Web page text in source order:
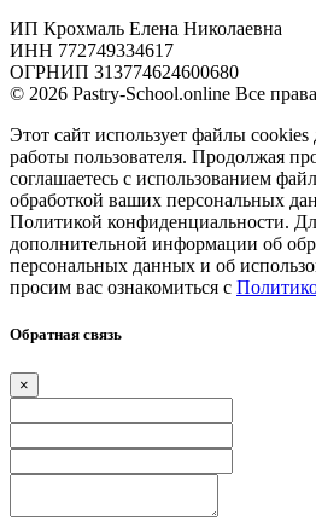
ИП Крохмаль Елена Николаевна
ИНН 772749334617
ОГРНИП 313774624600680
© 2026 Pastry-School.online Все
Этот сайт использует файлы
работы пользователя. Продолжая
соглашаетесь с использованием
обработкой ваших персональных
Политикой конфиденциальности.
дополнительной информации об
персональных данных и об
просим вас ознакомиться с
Обратная связь
×